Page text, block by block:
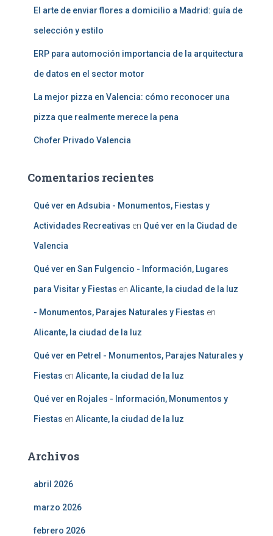
El arte de enviar flores a domicilio a Madrid: guía de
selección y estilo
ERP para automoción importancia de la arquitectura
de datos en el sector motor
La mejor pizza en Valencia: cómo reconocer una
pizza que realmente merece la pena
Chofer Privado Valencia
Comentarios recientes
Qué ver en Adsubia - Monumentos, Fiestas y
Actividades Recreativas en Qué ver en la Ciudad de
Valencia
Qué ver en San Fulgencio - Información, Lugares
para Visitar y Fiestas en Alicante, la ciudad de la luz
- Monumentos, Parajes Naturales y Fiestas en
Alicante, la ciudad de la luz
Qué ver en Petrel - Monumentos, Parajes Naturales y
Fiestas en Alicante, la ciudad de la luz
Qué ver en Rojales - Información, Monumentos y
Fiestas en Alicante, la ciudad de la luz
Archivos
abril 2026
marzo 2026
febrero 2026